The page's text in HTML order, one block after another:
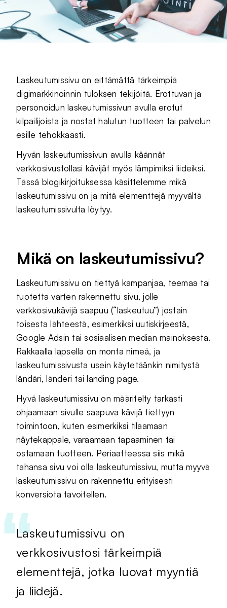
Laskeutumissivu on eittämättä tärkeimpiä
digimarkkinoinnin tuloksen tekijöitä. Erottuvan ja
personoidun laskeutumissivun avulla erotut
kilpailijoista ja nostat halutun tuotteen tai palvelun
esille tehokkaasti.
Hyvän laskeutumissivun avulla käännät
verkkosivustollasi kävijät myös lämpimiksi liideiksi.
Tässä blogikirjoituksessa käsittelemme mikä
laskeutumissivu on ja mitä elementtejä myyvältä
laskeutumissivulta löytyy.
Mikä on laskeutumissivu?
Laskeutumissivu on tiettyä kampanjaa, teemaa tai
tuotetta varten rakennettu sivu, jolle
verkkosivukävijä saapuu (“laskeutuu”) jostain
toisesta lähteestä, esimerkiksi uutiskirjeestä,
Google Adsin tai sosiaalisen median mainoksesta.
Rakkaalla lapsella on monta nimeä, ja
laskeutumissivusta usein käytetäänkin nimitystä
ländäri, länderi tai landing page.
Hyvä laskeutumissivu on määritelty tarkasti
ohjaamaan sivulle saapuva kävijä tiettyyn
toimintoon, kuten esimerkiksi tilaamaan
näytekappale, varaamaan tapaaminen tai
ostamaan tuotteen. Periaatteessa siis mikä
tahansa sivu voi olla laskeutumissivu, mutta myyvä
laskeutumissivu on rakennettu erityisesti
konversiota tavoitellen.
Laskeutumissivu on
verkkosivustosi tärkeimpiä
elementtejä, jotka luovat myyntiä
ja liidejä.